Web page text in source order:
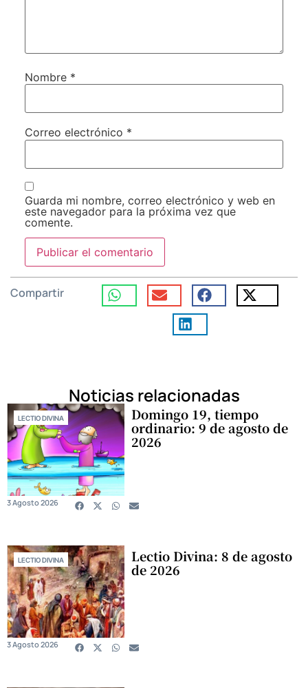
Nombre *
Correo electrónico *
Guarda mi nombre, correo electrónico y web en
este navegador para la próxima vez que
comente.
Compartir
Noticias relacionadas
LECTIO DIVINA Domingo 19, tiempo
ordinario: 9 de agosto de
2026
3 Agosto 2026
LECTIO DIVINA Lectio Divina: 8 de agosto
de 2026
3 Agosto 2026